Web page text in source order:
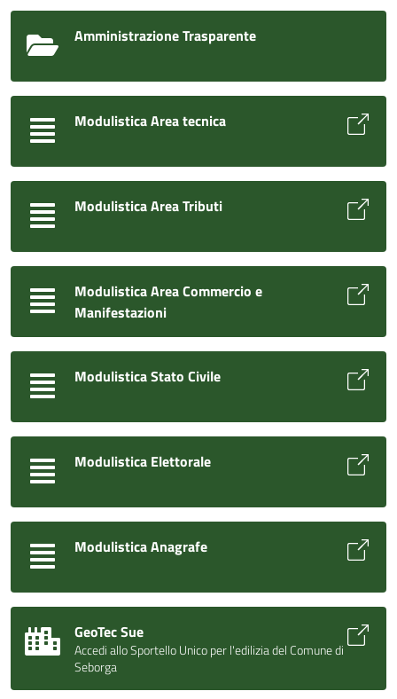
Amministrazione Trasparente
Modulistica Area tecnica
Modulistica Area Tributi
Modulistica Area Commercio e
Manifestazioni
Modulistica Stato Civile
Modulistica Elettorale
Modulistica Anagrafe
GeoTec Sue
Accedi allo Sportello Unico per l'edilizia del Comune di
Seborga